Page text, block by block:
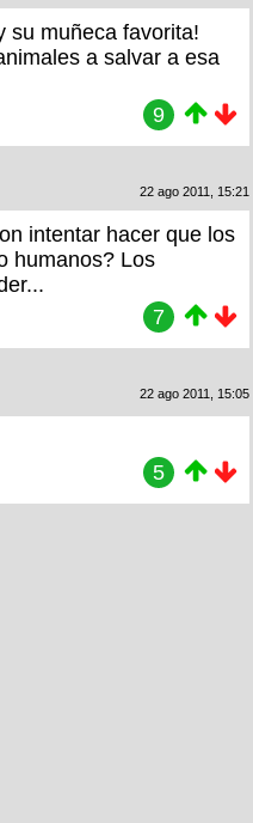
su muñeca favorita!
a salvar a esa
9
22 ago 2011, 15:21
intentar hacer que los
humanos? Los
7
22 ago 2011, 15:05
5